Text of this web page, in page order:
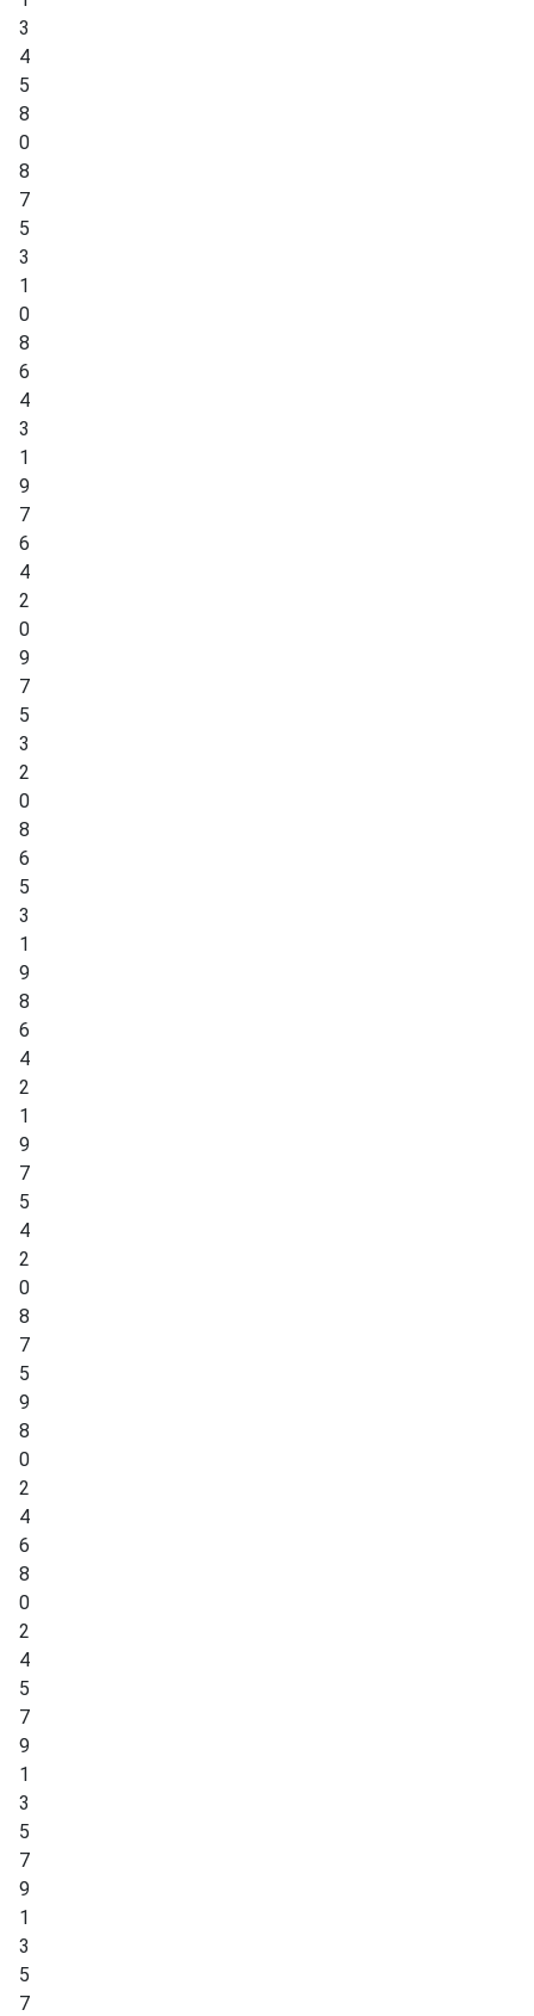
3
4
5
8
0
8
7
5
3
1
0
8
6
4
3
1
9
7
6
4
2
0
9
7
5
3
2
0
8
6
5
3
1
9
8
6
4
2
1
9
7
5
4
2
0
8
7
5
9
8
0
2
4
6
8
0
2
4
5
7
9
1
3
5
7
9
1
3
5
7